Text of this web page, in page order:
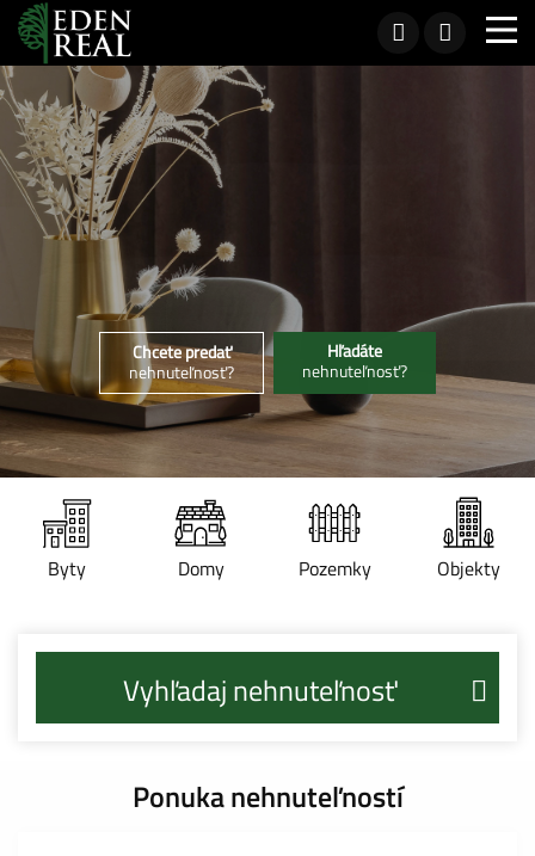
Chcete predať
nehnuteľnosť?
Hľadáte
nehnuteľnosť?
Byty Domy Pozemky Objekty
Vyhľadaj nehnuteľnosť
Ponuka nehnuteľností